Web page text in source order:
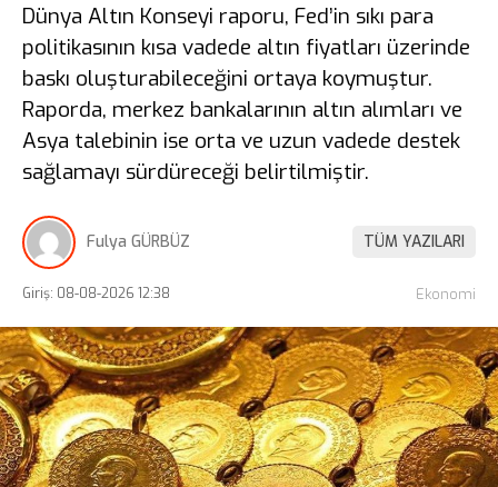
Dünya Altın Konseyi raporu, Fed’in sıkı para
politikasının kısa vadede altın fiyatları üzerinde
baskı oluşturabileceğini ortaya koymuştur.
Raporda, merkez bankalarının altın alımları ve
Asya talebinin ise orta ve uzun vadede destek
sağlamayı sürdüreceği belirtilmiştir.
Fulya GÜRBÜZ TÜM YAZILARI
Giriş: 08-08-2026 12:38 Ekonomi